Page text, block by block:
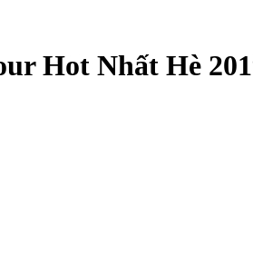
Hot Nhất Hè